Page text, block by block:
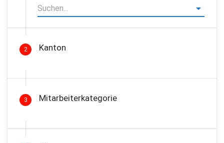
2 Kanton
3 Mitarbeiterkategorie